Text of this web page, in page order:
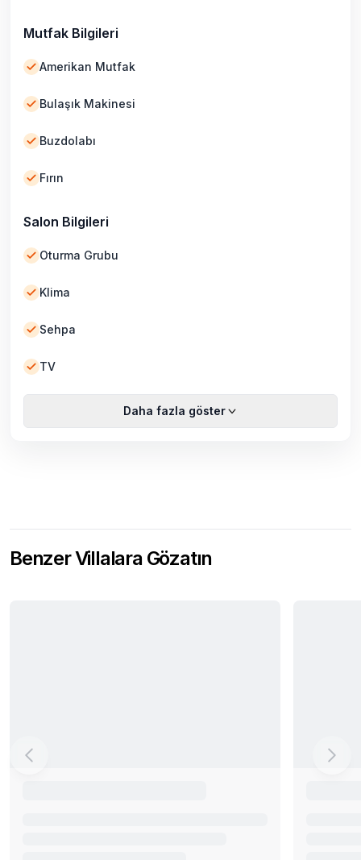
Mutfak Bilgileri
Amerikan Mutfak
Bulaşık Makinesi
Buzdolabı
Fırın
Salon Bilgileri
Oturma Grubu
Klima
Sehpa
TV
Daha fazla göster
Benzer Villalara Gözatın